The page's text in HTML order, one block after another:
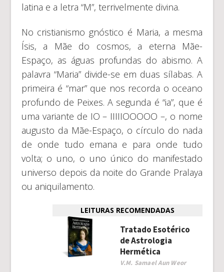
latina e a letra “M”, terrivelmente divina.
No cristianismo gnóstico é Maria, a mesma
Ísis, a Mãe do cosmos, a eterna Mãe-
Espaço, as águas profundas do abismo. A
palavra “Maria” divide-se em duas sílabas. A
primeira é “mar” que nos recorda o oceano
profundo de Peixes. A segunda é “ia”, que é
uma variante de IO – IIIIIOOOOO –, o nome
augusto da Mãe-Espaço, o círculo do nada
de onde tudo emana e para onde tudo
volta; o uno, o uno único do manifestado
universo depois da noite do Grande Pralaya
ou aniquilamento.
LEITURAS RECOMENDADAS
Tratado Esotérico
de Astrologia
Hermética
V.M. Samael Aun Weor